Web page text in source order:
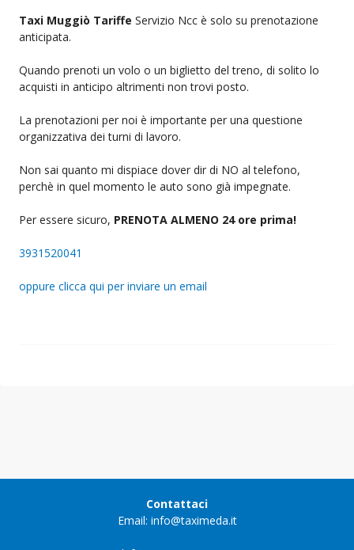
Taxi Muggiò Tariffe Servizio Ncc è solo su prenotazione
anticipata.
Quando prenoti un volo o un biglietto del treno, di solito lo
acquisti in anticipo altrimenti non trovi posto.
La prenotazioni per noi è importante per una questione
organizzativa dei turni di lavoro.
Non sai quanto mi dispiace dover dir di NO al telefono,
perchè in quel momento le auto sono già impegnate.
Per essere sicuro, PRENOTA ALMENO 24 ore prima!
3931520041
oppure clicca qui per inviare un email
Contattaci
Email: info@taximeda.it